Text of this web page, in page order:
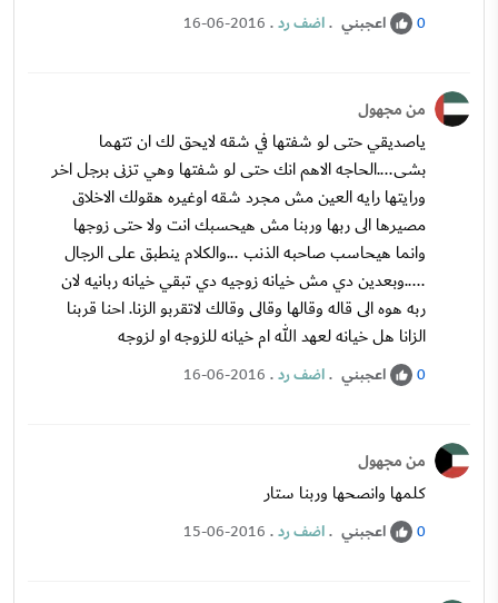
0 اعجبني .اضف رد.
16-06-2016
من مجهول
ياصديقي حتى لو شفتها في شقه لايحق لك ان تتهما
بشى....الحاجه الاهم انك حتى لو شفتها وهي تزنى برجل اخر
ورايتها رايه العين مش مجرد شقه اوغيره هقولك الاخلاق
مصيرها الى ربها وربنا مش هيحسبك انت ولا حتى زوجها
وانما هيحاسب صاحبه الذنب ...والكلام ينطبق على الرجال
.....وبعدين دي مش خيانه زوجيه دي تبقي خيانه ربانيه لان
ربه هوه الى قاله وقالها وقالى وقالك لاتقربو الزنا. احنا قربنا
الزانا هل خيانه لعهد الله ام خيانه للزوجه او لزوجه
0 اعجبني .اضف رد.
16-06-2016
من مجهول
كلمها وانصحها وربنا ستار
0 اعجبني .اضف رد.
15-06-2016